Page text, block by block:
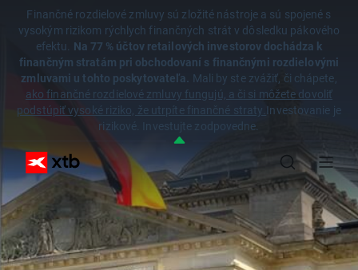
Finančné rozdielové zmluvy sú zložité nástroje a sú spojené s
vysokým rizikom rýchlych finančných strát v dôsledku pákového
efektu. Na 77 % účtov retailových investorov dochádza k
finančným stratám pri obchodovaní s finančnými rozdielovými
zmluvami u tohto poskytovateľa. Mali by ste zvážiť, či chápete,
ako finančné rozdielové zmluvy fungujú, a či si môžete dovoliť
podstúpiť vysoké riziko, že utrpíte finančné straty.Investovanie je
rizikové. Investujte zodpovedne.